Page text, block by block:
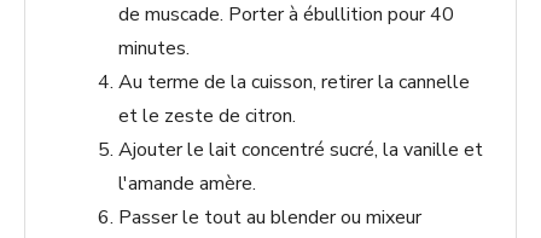
de muscade. Porter à ébullition pour 40
minutes.
Au terme de la cuisson, retirer la cannelle
et le zeste de citron.
Ajouter le lait concentré sucré, la vanille et
l'amande amère.
Passer le tout au blender ou mixeur